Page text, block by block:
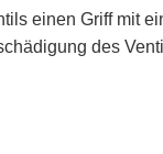
einen Griff mit
des